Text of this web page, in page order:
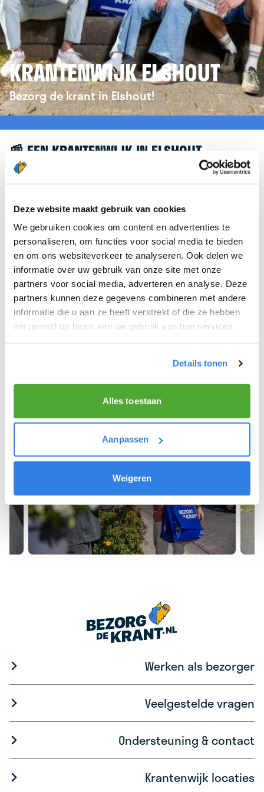
Deze website maakt gebruik van cookies
We gebruiken cookies om content en advertenties te
personaliseren, om functies voor social media te bieden
en om ons websiteverkeer te analyseren. Ook delen we
informatie over uw gebruik van onze site met onze
partners voor social media, adverteren en analyse. Deze
partners kunnen deze gegevens combineren met andere
informatie die u aan ze heeft verstrekt of die ze hebben
verzameld op basis van uw gebruik van hun services.
Details tonen
Alles toestaan
Aanpassen
Weigeren
KRANTENWIJK ELSHOUT
Bezorg de krant in Elshout!
📰 EEN KRANTENWIJK IN ELSHOUT
Leuk dat je geïnteresseerd bent in een
verwijzen we je graag door naar de website van
krantenbezorgen.nl . Daar kun je je eenvoudig
aanmelden om de krant te bezorgen in Elshout.
We hopen dat je snel aan de slag kunt en wensen
je veel succes! 🚴‍♂️💨
Meld je aan als krantenbezorger!
Werken als bezorger
Veelgestelde vragen
Ondersteuning & contact
Krantenwijk locaties